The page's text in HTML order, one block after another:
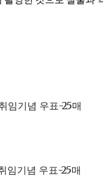
임기념 우표-25매
임기념 우표-25매